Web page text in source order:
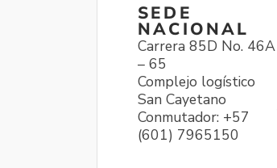
SEDE
NACIONAL
Carrera 85D No. 46A
– 65
Complejo logístico
San Cayetano
Conmutador: +57
(601) 7965150